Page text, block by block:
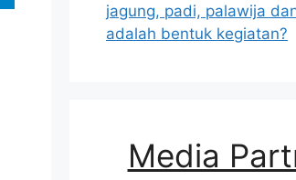
jagung, padi, palawija
adalah bentuk kegiatan?
Media